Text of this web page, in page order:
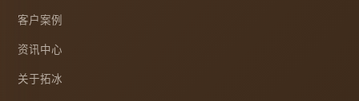
客户案例
资讯中心
关于拓冰